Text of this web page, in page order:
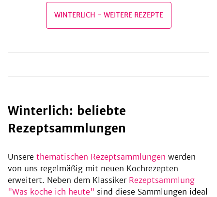
WINTERLICH - WEITERE REZEPTE
winterlich: beliebte
Rezeptsammlungen
Unsere thematischen Rezeptsammlungen werden
von uns regelmäßig mit neuen Kochrezepten
erweitert. Neben dem Klassiker Rezeptsammlung
"Was koche ich heute" sind diese Sammlungen ideal